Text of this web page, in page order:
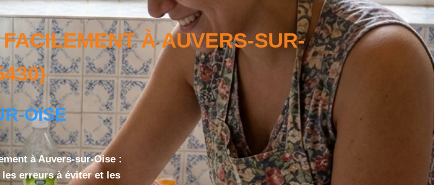
À AUVERS-SUR-
OISE
à Auvers-sur-Oise :
erreurs à éviter et les